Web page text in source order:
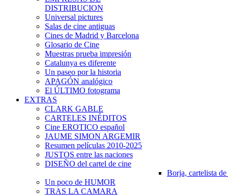
DISTRIBUCION
Universal pictures
Salas de cine antiguas
Cines de Madrid y Barcelona
Glosario de Cine
Muestras prueba impresión
Catalunya es diferente
Un paseo por la historia
APAGÓN analógico
El ÚLTIMO fotograma
EXTRAS
CLARK GABLE
CARTELES INÉDITOS
Cine EROTICO español
JAUME SIMON ARGEMIR
Resumen películas 2010-2025
JUSTOS entre las naciones
DISEÑO del cartel de cine
Borja, cartelista
Un poco de HUMOR
TRAS LA CAMARA